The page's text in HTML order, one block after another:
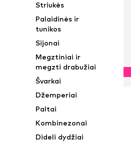
Striukės
Palaidinės ir
tunikos
Sijonai
Megztiniai ir
megzti drabužiai
Švarkai
Džemperiai
Paltai
Kombinezonai
Dideli dydžiai